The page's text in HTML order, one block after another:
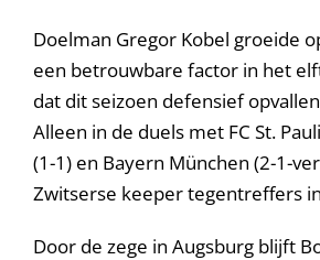
Doelman Gregor Kobel groeide
een betrouwbare factor in het
dat dit seizoen defensief
Alleen in de duels met FC St.
(1-1) en Bayern München (2-1-
Zwitserse keeper tegentreffers
Door de zege in Augsburg blijft